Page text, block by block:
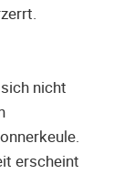
nicht
erscheint